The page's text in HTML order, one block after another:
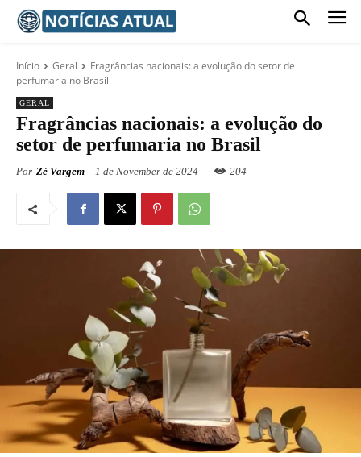
Início Geral
Fragrâncias nacionais: a evolução do setor de
perfumaria no Brasil
GERAL
Fragrâncias nacionais: a evolução do
setor de perfumaria no Brasil
Por Zé Vargem 1 de November de 2024 204